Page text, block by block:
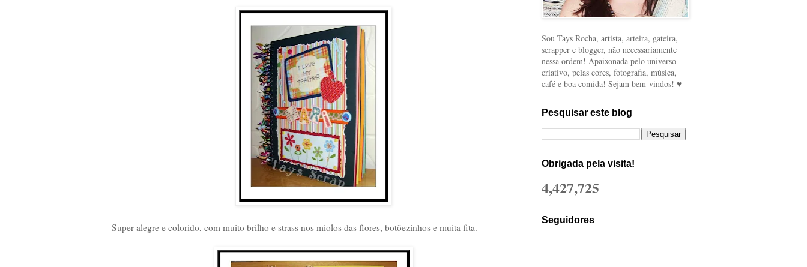
Super alegre e colorido, com muito brilho e strass nos miolos das flores, botõezinhos e muita fita.
Sou Tays Rocha, artista, arteira, gateira,
scrapper e blogger, não necessariamente
nessa ordem! Apaixonada pelo universo
criativo, pelas cores, fotografia, música,
café e boa comida! Sejam bem-vindos! ♥
Pesquisar este blog
Obrigada pela visita!
4,427,725
Seguidores